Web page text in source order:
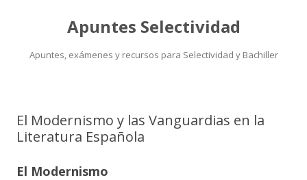
Apuntes Selectividad
Apuntes, exámenes y recursos para Selectividad y Bachiller
El Modernismo y las Vanguardias en la
Literatura Española
El Modernismo